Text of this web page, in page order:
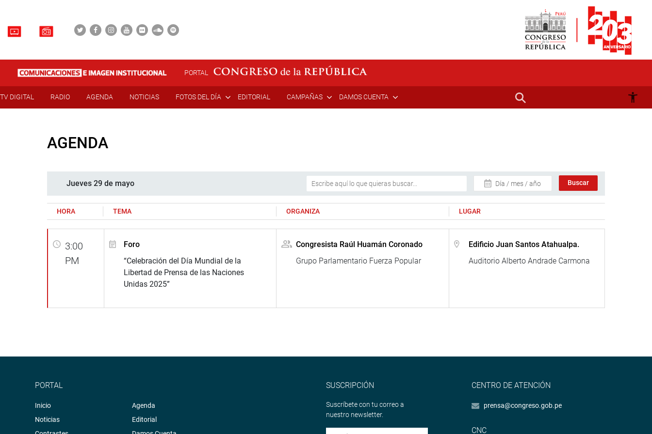
PORTAL
TV DIGITAL RADIO AGENDA NOTICIAS FOTOS DEL DÍA EDITORIAL CAMPAÑAS DAMOS CUENTA
AGENDA
Jueves 29 de mayo Día / mes / año
HORA TEMA ORGANIZA LUGAR
3:00
PM
Foro
“Celebración del Día Mundial de la
Libertad de Prensa de las Naciones
Unidas 2025”
Congresista Raúl Huamán Coronado
Grupo Parlamentario Fuerza Popular
Edificio Juan Santos Atahualpa.
Auditorio Alberto Andrade Carmona
PORTAL
Inicio
Noticias
Agenda
Editorial
SUSCRIPCIÓN
Suscríbete con tu correo a
nuestro newsletter.
CENTRO DE ATENCIÓN
prensa@congreso.gob.pe
CNC